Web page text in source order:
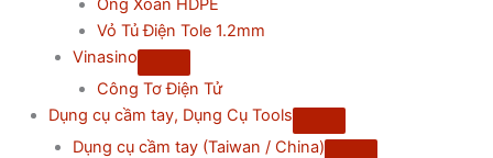
Ống Xoắn HDPE
Vỏ Tủ Điện Tole 1.2mm
Vinasino
Công Tơ Điện Tử
Dụng cụ cầm tay, Dụng Cụ Tools
Dụng cụ cầm tay (Taiwan / China)